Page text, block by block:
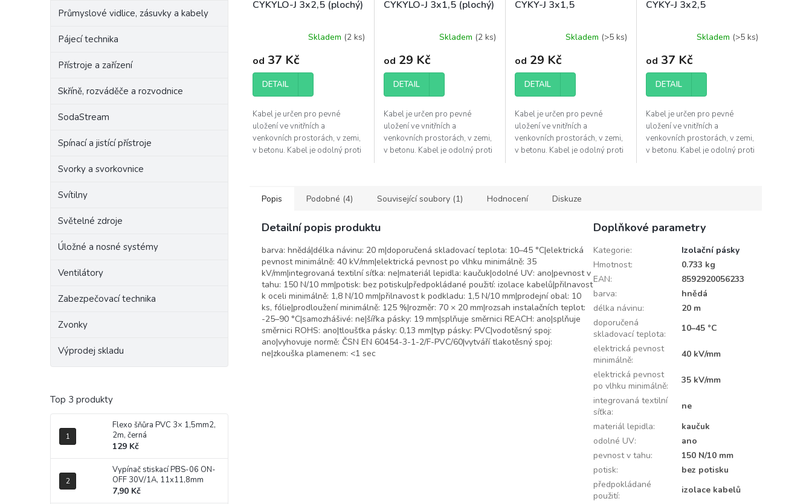
Průmyslové vidlice, zásuvky a kabely
Pájecí technika
Přístroje a zařízení
Skříně, rozváděče a rozvodnice
SodaStream
Spínací a jistící přístroje
Svorky a svorkovnice
Svítilny
Světelné zdroje
Úložné a nosné systémy
Ventilátory
Zabezpečovací technika
Zvonky
Výprodej skladu
Top 3 produkty
Flexo šňůra PVC 3× 1,5mm2,
2m, černá
129 Kč
Vypínač stiskací PBS-06 ON-
OFF 30V/1A, 11x11,8mm
7,90 Kč
CYKYLO-J 3x2,5 (plochý)
Skladem (2 ks)
od 37 Kč
DETAIL
Kabel je určen pro pevné
uložení ve vnitřních a
venkovních prostorách, v zemi,
v betonu. Kabel je odolný proti
CYKYLO-J 3x1,5 (plochý)
Skladem (2 ks)
od 29 Kč
DETAIL
Kabel je určen pro pevné
uložení ve vnitřních a
venkovních prostorách, v zemi,
v betonu. Kabel je odolný proti
CYKY-J 3x1,5
Skladem (>5 ks)
od 29 Kč
DETAIL
Kabel je určen pro pevné
uložení ve vnitřních a
venkovních prostorách, v zemi,
v betonu. Kabel je odolný proti
CYKY-J 3x2,5
Skladem (>5 ks)
od 37 Kč
DETAIL
Kabel je určen pro pevné
uložení ve vnitřních a
venkovních prostorách, v zemi,
v betonu. Kabel je odolný proti
Popis Podobné (4) Související soubory (1) Hodnocení Diskuze
Detailní popis produktu
barva: hnědá|délka návinu: 20 m|doporučená skladovací teplota: 10–45 °C|elektrická
pevnost minimálně: 40 kV/mm|elektrická pevnost po vlhku minimálně: 35
kV/mm|integrovaná textilní síťka: ne|materiál lepidla: kaučuk|odolné UV: ano|pevnost v
tahu: 150 N/10 mm|potisk: bez potisku|předpokládané použití: izolace kabelů|přilnavost
k oceli minimálně: 1,8 N/10 mm|přilnavost k podkladu: 1,5 N/10 mm|prodejní obal: 10
ks, fólie|prodloužení minimálně: 125 %|rozměr: 70 × 20 mm|rozsah instalačních teplot:
-25–90 °C|samozhášivé: ne|šířka pásky: 19 mm|splňuje směrnici REACH: ano|splňuje
směrnici ROHS: ano|tloušťka pásky: 0,13 mm|typ pásky: PVC|vodotěsný spoj:
ano|vyhovuje normě: ČSN EN 60454-3-1-2/F-PVC/60|vytváří tlakotěsný spoj:
ne|zkouška plamenem: <1 sec
Doplňkové parametry
Kategorie:
Izolační pásky
Hmotnost:
0.733 kg
EAN:
8592920056233
barva:
hnědá
délka návinu:
20 m
doporučená
skladovací teplota:
10–45 °C
elektrická pevnost
minimálně:
40 kV/mm
elektrická pevnost
po vlhku minimálně:
35 kV/mm
integrovaná textilní
síťka:
ne
materiál lepidla:
kaučuk
odolné UV:
ano
pevnost v tahu:
150 N/10 mm
potisk:
bez potisku
předpokládané
použití:
izolace kabelů